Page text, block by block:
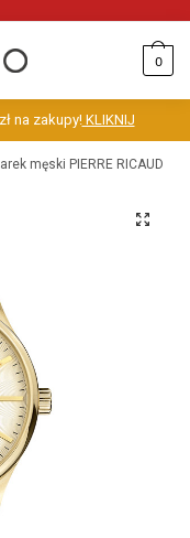
0
na zakupy!KLIKNIJ
męski PIERRE RICAUD